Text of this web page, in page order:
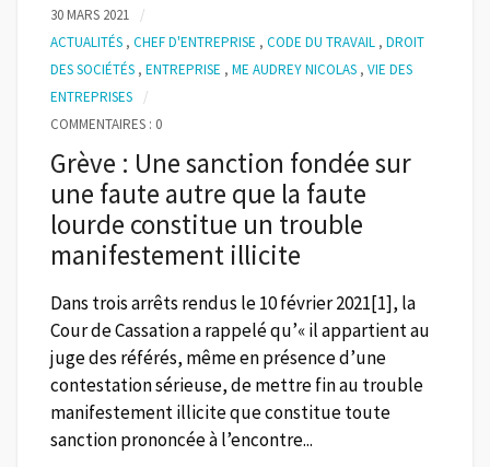
30 MARS 2021
ACTUALITÉS , CHEF D'ENTREPRISE , CODE DU TRAVAIL , DROIT
DES SOCIÉTÉS , ENTREPRISE , ME AUDREY NICOLAS , VIE DES
ENTREPRISES
COMMENTAIRES : 0
Grève : Une sanction fondée sur
une faute autre que la faute
lourde constitue un trouble
manifestement illicite
Dans trois arrêts rendus le 10 février 2021[1], la
Cour de Cassation a rappelé qu’« il appartient au
juge des référés, même en présence d’une
contestation sérieuse, de mettre fin au trouble
manifestement illicite que constitue toute
sanction prononcée à l’encontre...